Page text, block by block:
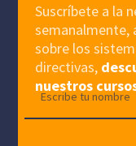
Suscríbete a la
semanalmente,
sobre los
directivas,
nuestros